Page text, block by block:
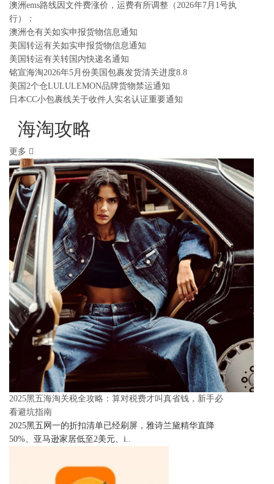
澳洲ems路线因文件费涨价，运费有所调整（2026年7月1号执
行）：
澳洲仓有关如实申报货物信息通知
美国转运有关如实申报货物信息通知
美国转运有关转国内快递名通知
铭宣海淘2026年5月份美国包裹发货清关进度8.8
美国2个仓LULULEMON品牌货物禁运通知
日本CC小包裹线关于收件人实名认证重要通知
海淘攻略
更多
2025黑五海淘关税全攻略：算对税费才叫真省钱，新手必
看避坑指南
2025黑五网一的折扣清单已经刷屏，雅诗兰黛精华直降
50%、亚马逊家居低至2美元、i..